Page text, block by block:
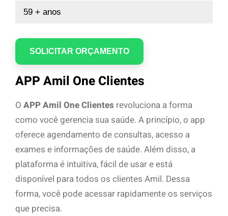
APP Amil One Clientes
O APP Amil One Clientes revoluciona a forma
como você gerencia sua saúde. A princípio, o app
oferece agendamento de consultas, acesso a
exames e informações de saúde. Além disso, a
plataforma é intuitiva, fácil de usar e está
disponível para todos os clientes Amil. Dessa
forma, você pode acessar rapidamente os serviços
que precisa.